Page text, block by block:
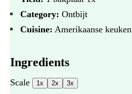
Category: Ontbijt
Cuisine: Amerikaanse keuken
Ingredients
Scale 1x 2x 3x